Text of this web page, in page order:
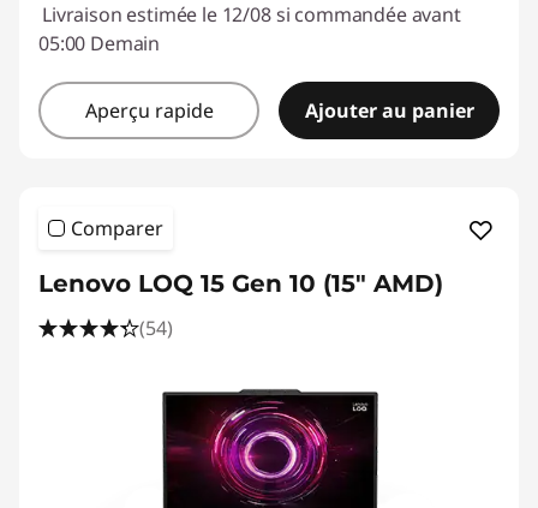
Livraison estimée le 12/08 si commandée avant
05:00 Demain
Aperçu rapide Ajouter au panier
Comparer
Lenovo LOQ 15 Gen 10 (15" AMD)
(54)